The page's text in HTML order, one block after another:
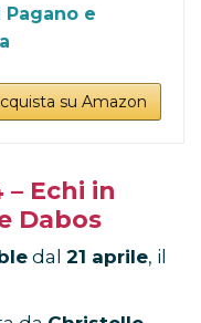
e
su Amazon
Echi in
Dabos
dal 21 aprile, il